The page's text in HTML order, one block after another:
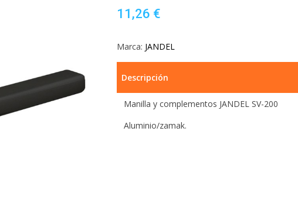
11,26 €
Marca: JANDEL
Descripción
Manilla y complementos JANDEL SV-200
Aluminio/zamak.